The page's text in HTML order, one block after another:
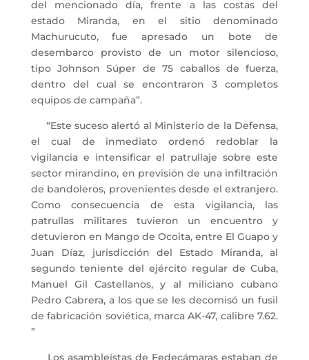
del mencionado día, frente a las costas del
estado Miranda, en el sitio denominado
Machurucuto, fue apresado un bote de
desembarco provisto de un motor silencioso,
tipo Johnson Súper de 75 caballos de fuerza,
dentro del cual se encontraron 3 completos
equipos de campaña”.
“Este suceso alertó al Ministerio de la Defensa,
el cual de inmediato ordenó redoblar la
vigilancia e intensificar el patrullaje sobre este
sector mirandino, en previsión de una infiltración
de bandoleros, provenientes desde el extranjero.
Como consecuencia de esta vigilancia, las
patrullas militares tuvieron un encuentro y
detuvieron en Mango de Ocoita, entre El Guapo y
Juan Díaz, jurisdicción del Estado Miranda, al
segundo teniente del ejército regular de Cuba,
Manuel Gil Castellanos, y al miliciano cubano
Pedro Cabrera, a los que se les decomisó un fusil
de fabricación soviética, marca AK-47, calibre 7.62.
”
Los asambleístas de Fedecámaras estaban de